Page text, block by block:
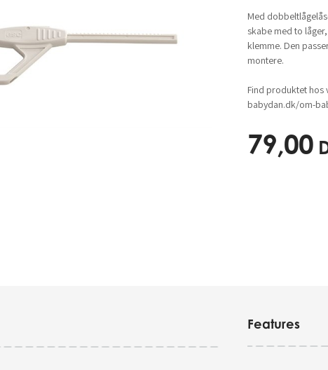
Med
skabe med to
klemme. Den
montere.
Find produktet hos
babydan.dk/om-
79,00
Features